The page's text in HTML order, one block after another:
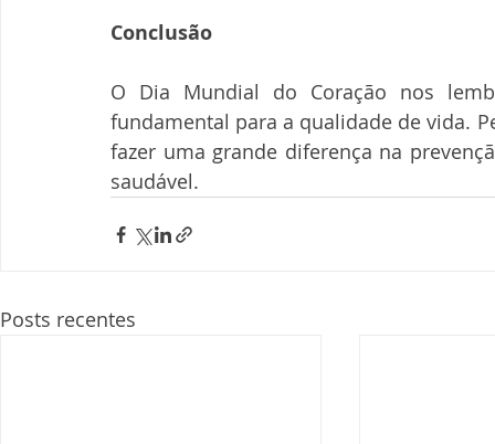
Conclusão
O Dia Mundial do Coração nos
fundamental para a qualidade de vida.
fazer uma grande diferença na
saudável.
Posts recentes